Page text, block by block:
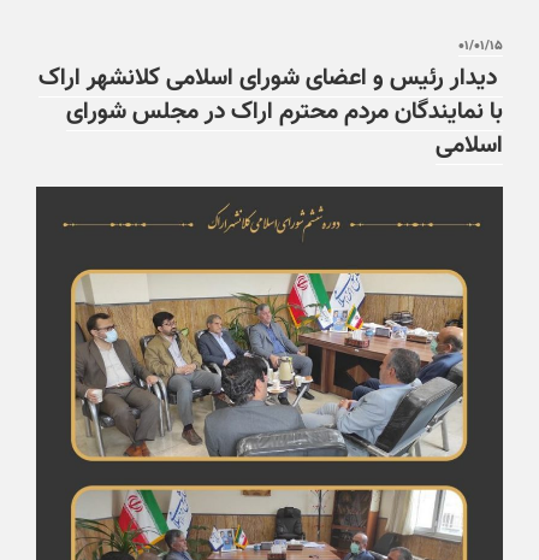
۰۱/۰۱/۱۵
دیدار رئیس و اعضای شورای اسلامی کلانشهر اراک
با نمایندگان مردم محترم اراک در مجلس شورای
اسلامی